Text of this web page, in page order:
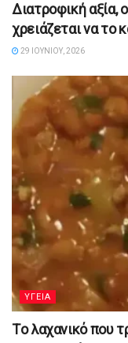
Διατροφική αξία,
χρειάζεται να το
29 ΙΟΥΝΊΟΥ, 2026
YΓΕΙΑ
Tο λαχανικό που